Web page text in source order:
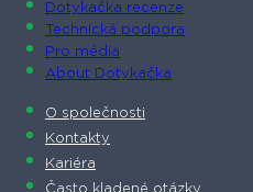
Dotykačka recenze
Technická podpora
Pro média
About Dotykačka
O společnosti
Kontakty
Kariéra